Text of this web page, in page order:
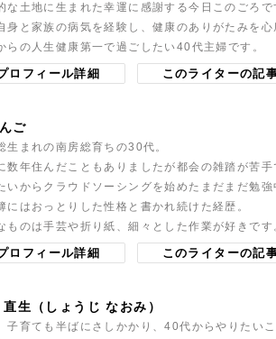
な土地に生まれた幸運に感謝する今日このごろで
身と家族の病気を経験し、健康のありがたみを
らの人生健康第一で過ごしたい40代主婦です。
ロフィール詳細 このライターの記
ご
生まれの南房総育ちの30代。
数年住んだこともありましたが都会の雑踏が苦
いからクラウドソーシングを始めたまだまだ勉
にはおっとりした性格と書かれ続けた経歴。
ものは手芸や折り紙、細々とした作業が好きです
ロフィール詳細 このライターの記
生（しょうじ なおみ）
子育ても半ばにさしかかり、40代からやりたい